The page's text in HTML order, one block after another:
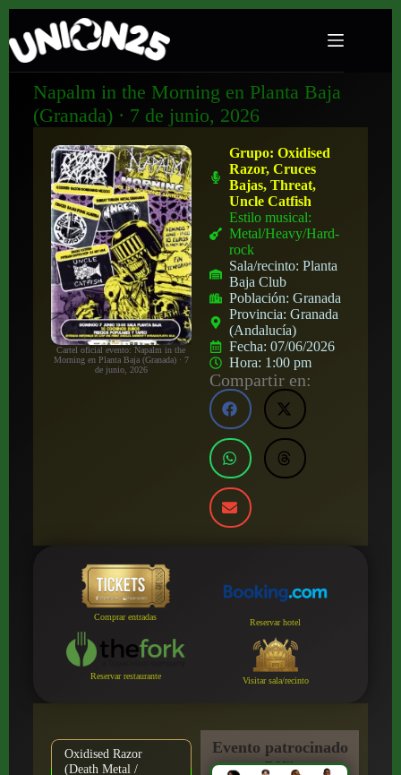
Napalm in the Morning en Planta Baja
(Granada) · 7 de junio, 2026
Cartel oficial evento: Napalm in the
Morning en Planta Baja (Granada) · 7
de junio, 2026
Grupo:Oxidised
Razor, Cruces
Bajas, Threat,
Uncle Catfish
Estilo musical:
Metal/Heavy/Hard-
rock
Sala/recinto:Planta
Baja Club
Población:Granada
Provincia:Granada
(Andalucía)
Fecha:07/06/2026
Hora: 1:00 pm
Compartir en:
Comprar entradas
Reservar hotel
Reservar restaurante Visitar sala/recinto
Oxidised Razor
(Death Metal /
Evento patrocinado
por: